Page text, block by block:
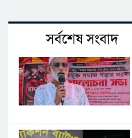
সর্বশেষ সংবাদ